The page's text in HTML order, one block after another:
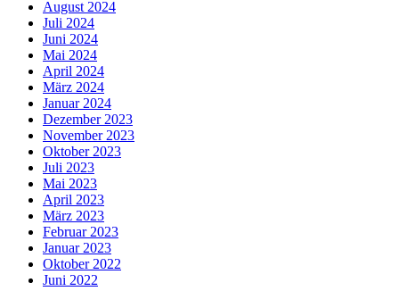
August 2024
Juli 2024
Juni 2024
Mai 2024
April 2024
März 2024
Januar 2024
Dezember 2023
November 2023
Oktober 2023
Juli 2023
Mai 2023
April 2023
März 2023
Februar 2023
Januar 2023
Oktober 2022
Juni 2022